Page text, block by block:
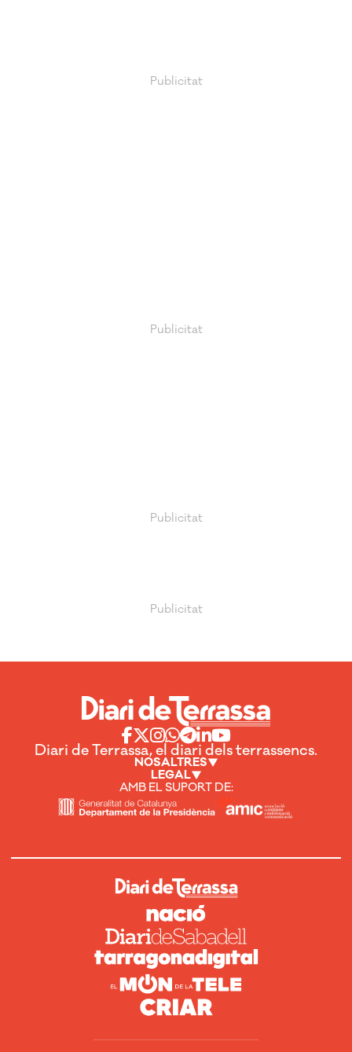
Diari de Terrassa, el diari dels terrassencs.
NOSALTRES
LEGAL
AMB EL SUPORT DE: